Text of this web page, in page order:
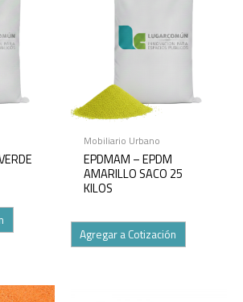
Mobiliario Urbano
EPDMAM – EPDM
AMARILLO SACO 25
KILOS
Agregar a Cotización